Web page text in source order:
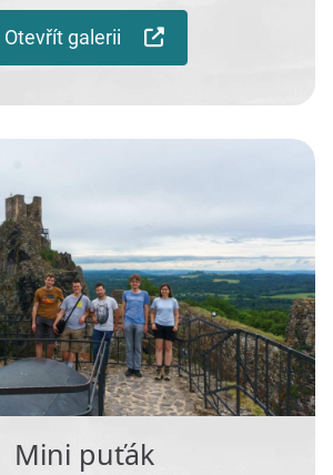
Otevřít galerii
Mini puťák